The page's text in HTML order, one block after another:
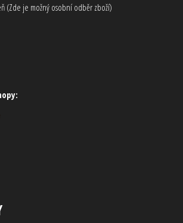
(Zde je možný osobní odběr zboží)